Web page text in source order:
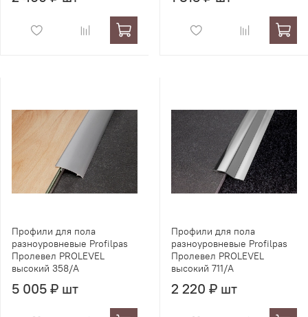
Профили для пола
разноуровневые Profilpas
Пролевел PROLEVEL
высокий 358/A
5 005 ₽ шт
Профили для пола
разноуровневые Profilpas
Пролевел PROLEVEL
высокий 711/A
2 220 ₽ шт